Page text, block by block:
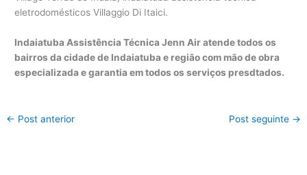
Indaiatuba Assistência Técnica Jenn Air atende todos os
bairros da cidade de Indaiatuba e região com mão de obra
especializada e garantia em todos os serviços presdtados.
← Post anterior Post seguinte →